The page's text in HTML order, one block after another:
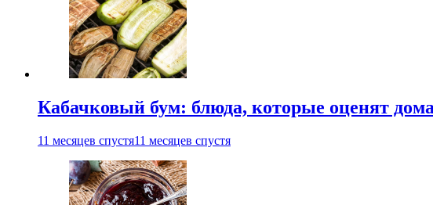
Кабачковый бум: блюда, которые оценят дома
11 месяцев спустя11 месяцев спустя